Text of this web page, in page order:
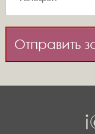
Отправить